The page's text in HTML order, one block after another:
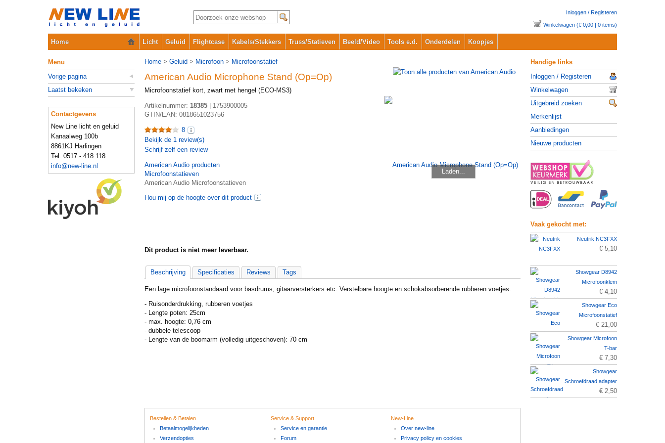
Inloggen / Registeren
Winkelwagen (€ 0,00 | 0 items)
Home Licht Geluid Flightcase Kabels/Stekkers Truss/Statieven Beeld/Video Tools e.d. Onderdelen Koopjes
Home > Geluid > Microfoon > Microfoonstatief
American Audio Microphone Stand (Op=Op)
Microfoonstatief kort, zwart met hengel (ECO-MS3)
Laden...
Artikelnummer: 18385
1753900005
GTIN/EAN: 0818651023756
8
Bekijk de 1 review(s)
Schrijf zelf een review
American Audio producten
Microfoonstatieven
American Audio Microfoonstatieven
Hou mij op de hoogte over dit product
Dit product is niet meer leverbaar.
Beschrijving Specificaties Reviews Tags
Een lage microfoonstandaard voor basdrums, gitaarversterkers etc. Verstelbare hoogte en schokabsorberende rubberen voetjes.
- Ruisonderdrukking, rubberen voetjes
- Lengte poten: 25cm
- max. hoogte: 0,76 cm
- dubbele telescoop
- Lengte van de boomarm (volledig uitgeschoven): 70 cm
Menu
Vorige pagina
Laatst bekeken
Contactgevens
New Line licht en geluid
Kanaalweg 100b
8861KJ Harlingen
Tel: 0517 - 418 118
info@new-line.nl
Handige links
Inloggen / Registeren
Winkelwagen
Uitgebreid zoeken
Merkenlijst
Aanbiedingen
Nieuwe producten
Vaak gekocht met:
Neutrik NC3FXX
€ 5,10
Showgear D8942
Microfoonklem
€ 4,10
Showgear Eco
Microfoonstatief
€ 21,00
Showgear Microfoon
T-bar
€ 7,30
Showgear
Schroefdraad adapter
€ 2,50
Bestellen & Betalen
Betaalmogelijkheden
Verzendopties
Service & Support
Service en garantie
Forum
New-Line
Over new-line
Privacy policy en cookies